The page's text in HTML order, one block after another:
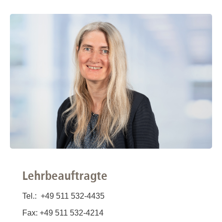
Lehrbeauftragte
Tel.: +49 511 532-4435
Fax: +49 511 532-4214